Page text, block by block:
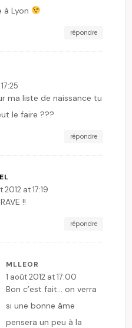
à Lyon
répondre
ma liste de naissance tu
le faire ???
répondre
2012 at 17:19
!!
répondre
MLLEOR
1 août 2012 at 17:00
Bon c’est fait… on verra
si une bonne âme
pensera un peu à la